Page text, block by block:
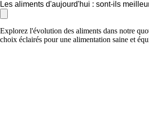
Les aliments d'aujourd'hui : sont-ils
Explorez l'évolution des aliments dans notre
choix éclairés pour une alimentation saine et